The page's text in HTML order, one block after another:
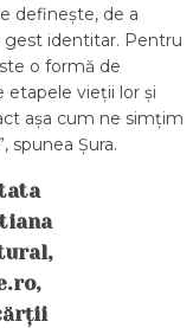
definește, de a
identitar. Pentru
o formă de
etapele vieții lor și
așa cum ne simțim
spunea Șura.